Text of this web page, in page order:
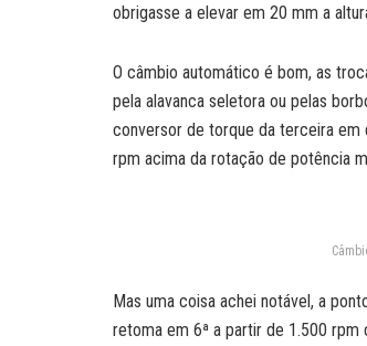
obrigasse a elevar em 20 mm a
O câmbio automático é bom, as
pela alavanca seletora ou pelas
conversor de torque da terceira em
rpm acima da rotação de potência
Mas uma coisa achei notável, a
retoma em 6ª a partir de 1.500 rpm